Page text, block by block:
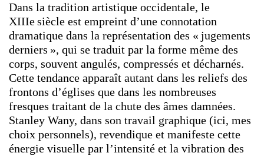
Dans la tradition artistique occidentale, le
XIIIe siècle est empreint d’une connotation
dramatique dans la représentation des « jugements
derniers », qui se traduit par la forme même des
corps, souvent angulés, compressés et décharnés.
Cette tendance apparaît autant dans les reliefs des
frontons d’églises que dans les nombreuses
fresques traitant de la chute des âmes damnées.
Stanley Wany, dans son travail graphique (ici, mes
choix personnels), revendique et manifeste cette
énergie visuelle par l’intensité et la vibration des